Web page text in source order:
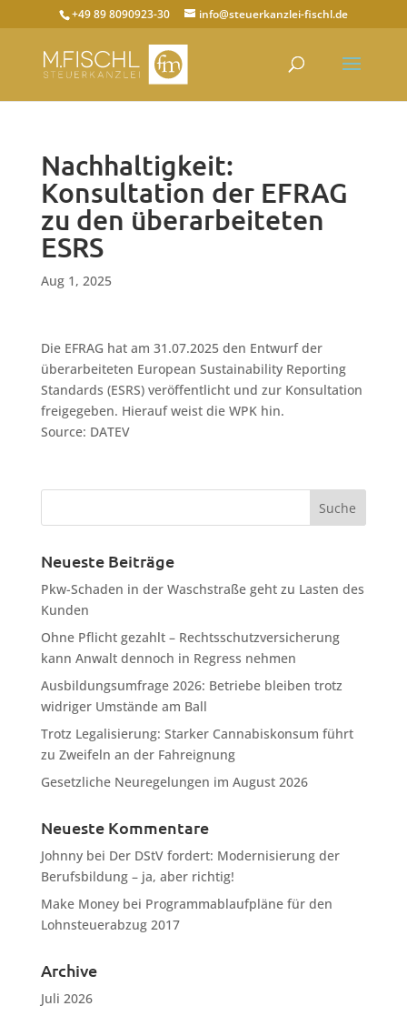
+49 89 8090923-30 info@steuerkanzlei-fischl.de
Nachhaltigkeit:
Konsultation der EFRAG
zu den überarbeiteten
ESRS
Aug 1, 2025
Die EFRAG hat am 31.07.2025 den Entwurf der
überarbeiteten European Sustainability Reporting
Standards (ESRS) veröffentlicht und zur Konsultation
freigegeben. Hierauf weist die WPK hin.
Source: DATEV
Neueste Beiträge
Pkw-Schaden in der Waschstraße geht zu Lasten des
Kunden
Ohne Pflicht gezahlt – Rechtsschutzversicherung
kann Anwalt dennoch in Regress nehmen
Ausbildungsumfrage 2026: Betriebe bleiben trotz
widriger Umstände am Ball
Trotz Legalisierung: Starker Cannabiskonsum führt
zu Zweifeln an der Fahreignung
Gesetzliche Neuregelungen im August 2026
Neueste Kommentare
Johnnybei Der DStV fordert: Modernisierung der
Berufsbildung – ja, aber richtig!
Make Moneybei Programmablaufpläne für den
Lohnsteuerabzug 2017
Archive
Juli 2026